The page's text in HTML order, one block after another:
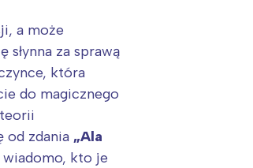
a może
słynna za sprawą
która
do magicznego
od zdania „Ala
wiadomo, kto je